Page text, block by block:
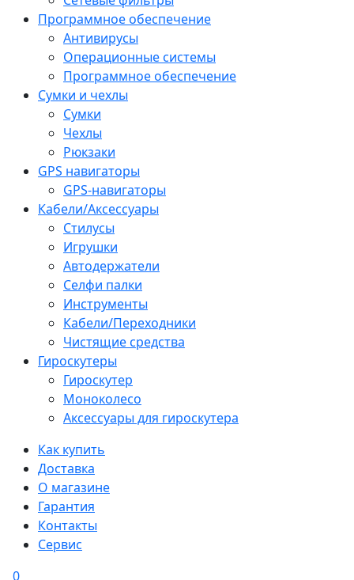
Программное обеспечение
Антивирусы
Операционные системы
Программное обеспечение
Сумки и чехлы
Сумки
Чехлы
Рюкзаки
GPS навигаторы
GPS-навигаторы
Кабели/Аксессуары
Стилусы
Игрушки
Автодержатели
Селфи палки
Инструменты
Кабели/Переходники
Чистящие средства
Гироскутеры
Гироскутер
Моноколесо
Аксессуары для гироскутера
Как купить
Доставка
О магазине
Гарантия
Контакты
Сервис
0